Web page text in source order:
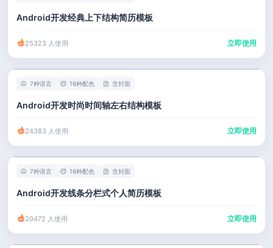
Android开发经典上下结构简历模板
25323 人使用 立即使用
7种语言 16种配色 含封面
Android开发时尚时间轴左右结构模板
24383 人使用 立即使用
7种语言 16种配色 含封面
Android开发线条分栏式个人简历模板
20472 人使用 立即使用